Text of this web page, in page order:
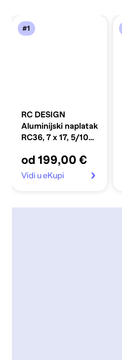
#1
RC DESIGN
Aluminijski naplatak
RC36, 7 x 17, 5/108,
crni sjajni polirani
od 199,00 €
Vidi u eKupi